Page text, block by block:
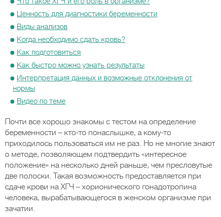
Ценность для диагностики беременности
Виды анализов
Когда необходимо сдать кровь?
Как подготовиться
Как быстро можно узнать результаты
Интерпретация данных и возможные отклонения от
нормы
Видео по теме
Почти все хорошо знакомы с тестом на определение
беременности – кто-то понаслышке, а кому-то
приходилось пользоваться им не раз. Но не многие знают
о методе, позволяющем подтвердить «интересное
положение» на несколько дней раньше, чем пресловутые
две полоски. Такая возможность предоставляется при
сдаче крови на ХГЧ – хорионического гонадотропина
человека, вырабатывающегося в женском организме при
зачатии.